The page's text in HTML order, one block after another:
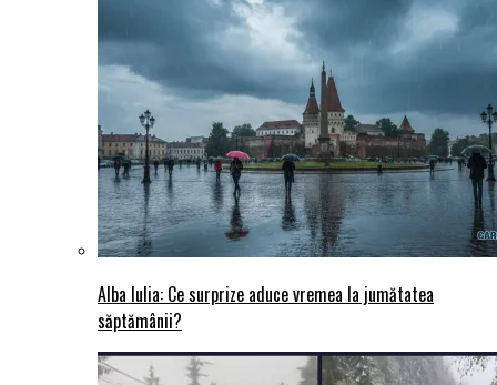
Alba Iulia: Ce surprize aduce vremea la jumătatea
săptămânii?